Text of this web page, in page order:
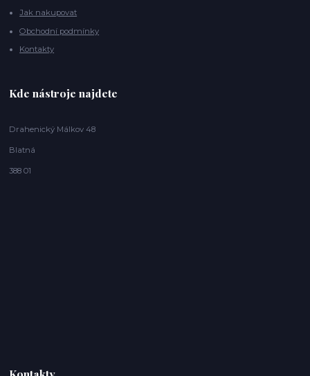
Jak nakupovat
Obchodní podmínky
Kontakty
Kde nástroje najdete
Drahenický Málkov 48
Blatná
388 01